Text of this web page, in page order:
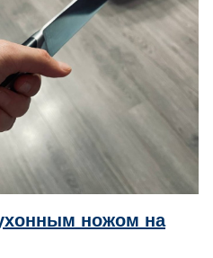
ножом на